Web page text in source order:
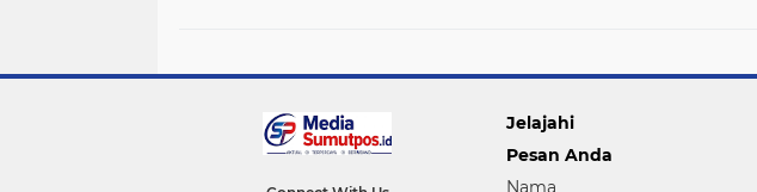
Jelajahi
Pesan Anda